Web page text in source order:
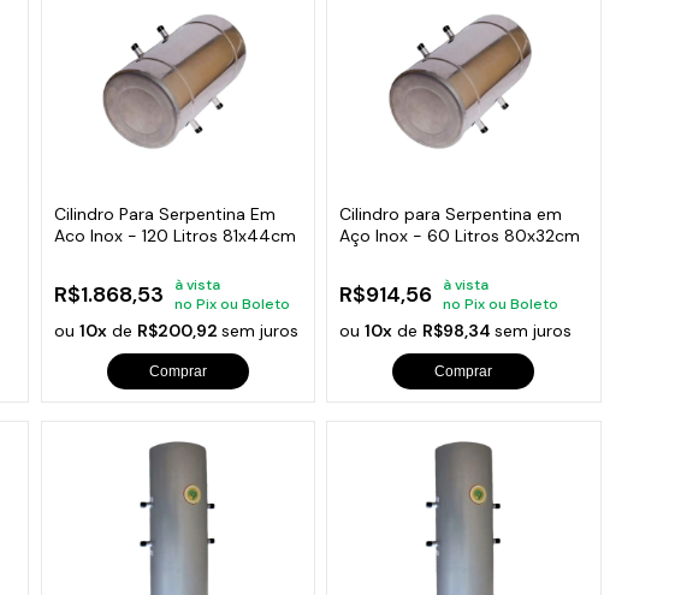
Cilindro Para Serpentina Em
Aco Inox - 120 Litros 81x44cm
R$1.868,53
à vista
no Pix ou Boleto
ou 10xde R$200,92 sem juros
Comprar
Cilindro para Serpentina em
Aço Inox - 60 Litros 80x32cm
R$914,56
à vista
no Pix ou Boleto
ou10x de R$98,34sem juros
Comprar